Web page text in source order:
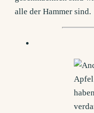
alle der Hammer sind.